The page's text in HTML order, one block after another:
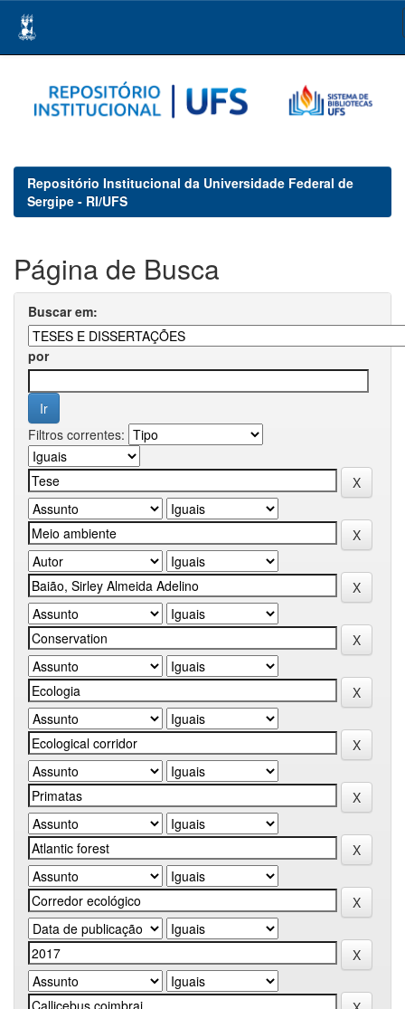
navigation
Repositório Institucional da Universidade Federal de
Sergipe - RI/UFS
Página de Busca
Buscar em:
por
Filtros correntes: